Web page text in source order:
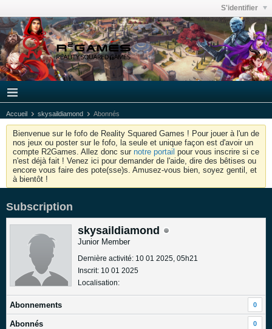
S'identifier
Accueil skysaildiamond Abonnés
Bienvenue sur le fofo de Reality Squared Games ! Pour jouer à l'un de
nos jeux ou poster sur le fofo, la seule et unique façon est d'avoir un
compte R2Games. Allez donc sur notre portail pour vous inscrire si ce
n'est déjà fait ! Venez ici pour demander de l'aide, dire des bêtises ou
encore vous faire des pote(sse)s. Amusez-vous bien, soyez gentil, et
à bientôt !
Subscription
skysaildiamond
Junior Member
Dernière activité: 10 01 2025, 05h21
Inscrit: 10 01 2025
Localisation:
Abonnements 0
Abonnés 0